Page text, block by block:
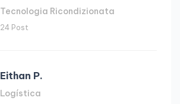
Tecnologia Ricondizionata
24 Post
Eithan P.
Logística